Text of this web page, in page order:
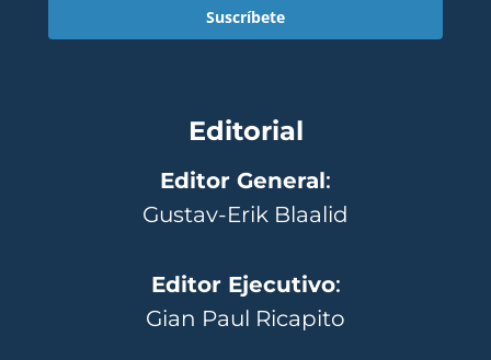
Suscríbete
Editorial
Editor General:
Gustav-Erik Blaalid
Editor Ejecutivo:
Gian Paul Ricapito